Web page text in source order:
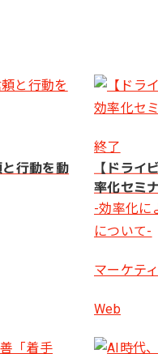
行動を動
終了
【ドライ
率化セミ
-効率化に
について-
マーケテ
Web